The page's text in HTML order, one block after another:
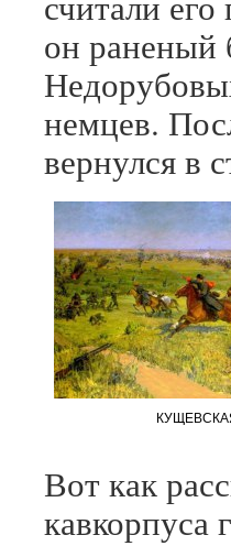
он раненый
немцев.
вернулся в
Вот как